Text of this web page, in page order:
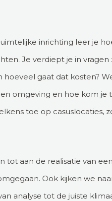
inrichting leer je
Je verdiept je in
gaat dat kosten?
omgeving en hoe kom
toe op casuslocaties,
tot aan de realisatie van
Ook kijken we
analyse tot de juiste